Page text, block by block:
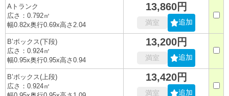
Aトランク
広さ：0.792㎡
幅0.82x奥行0.69x高さ2.04
13,860円
満室 追加
B’ボックス(下段)
広さ：0.924㎡
幅0.95x奥行0.95x高さ0.94
13,200円
満室 追加
B’ボックス(上段)
広さ：0.924㎡
13,420円
満室 追加